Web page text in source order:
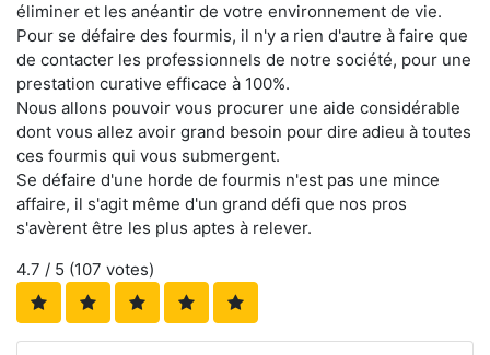
éliminer et les anéantir de votre environnement de vie.
Pour se défaire des fourmis, il n'y a rien d'autre à faire que
de contacter les professionnels de notre société, pour une
prestation curative efficace à 100%.
Nous allons pouvoir vous procurer une aide considérable
dont vous allez avoir grand besoin pour dire adieu à toutes
ces fourmis qui vous submergent.
Se défaire d'une horde de fourmis n'est pas une mince
affaire, il s'agit même d'un grand défi que nos pros
s'avèrent être les plus aptes à relever.
4.7 / 5 (107 votes)